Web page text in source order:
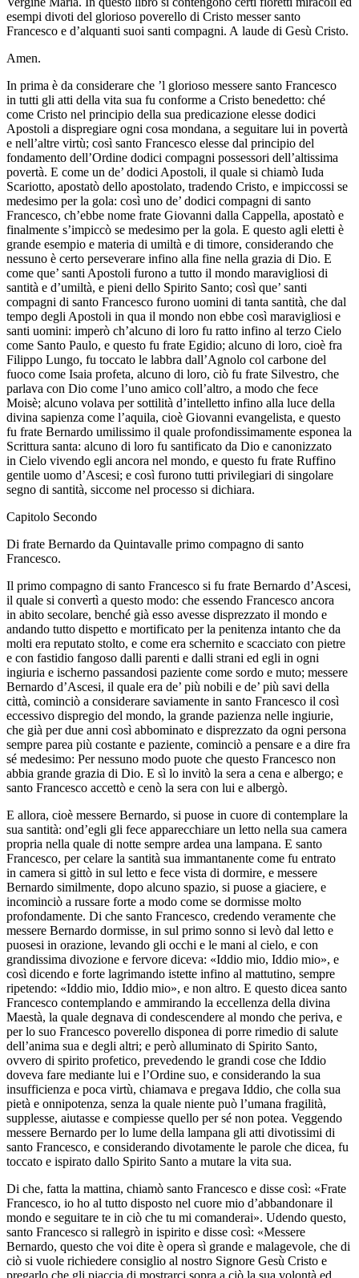
esempi divoti del glorioso poverello di Cristo messer santo
Francesco e d’alquanti suoi santi compagni. A laude di Gesù Cristo.
Amen.
In prima è da considerare che ’l glorioso messere santo Francesco
in tutti gli atti della vita sua fu conforme a Cristo benedetto: ché
come Cristo nel principio della sua predicazione elesse dodici
Apostoli a dispregiare ogni cosa mondana, a seguitare lui in povertà
e nell’altre virtù; così santo Francesco elesse dal principio del
fondamento dell’Ordine dodici compagni possessori dell’altissima
povertà. E come un de’ dodici Apostoli, il quale si chiamò Iuda
Scariotto, apostatò dello apostolato, tradendo Cristo, e impiccossi se
medesimo per la gola: così uno de’ dodici compagni di santo
Francesco, ch’ebbe nome frate Giovanni dalla Cappella, apostatò e
finalmente s’impiccò se medesimo per la gola. E questo agli eletti è
grande esempio e materia di umiltà e di timore, considerando che
nessuno è certo perseverare infino alla fine nella grazia di Dio. E
come que’ santi Apostoli furono a tutto il mondo maravigliosi di
santità e d’umiltà, e pieni dello Spirito Santo; così que’ santi
compagni di santo Francesco furono uomini di tanta santità, che dal
tempo degli Apostoli in qua il mondo non ebbe così maravigliosi e
santi uomini: imperò ch’alcuno di loro fu ratto infino al terzo Cielo
come Santo Paulo, e questo fu frate Egidio; alcuno di loro, cioè fra
Filippo Lungo, fu toccato le labbra dall’Agnolo col carbone del
fuoco come Isaia profeta, alcuno di loro, ciò fu frate Silvestro, che
parlava con Dio come l’uno amico coll’altro, a modo che fece
Moisè; alcuno volava per sottilità d’intelletto infino alla luce della
divina sapienza come l’aquila, cioè Giovanni evangelista, e questo
fu frate Bernardo umilissimo il quale profondissimamente esponea la
Scrittura santa: alcuno di loro fu santificato da Dio e canonizzato
in Cielo vivendo egli ancora nel mondo, e questo fu frate Ruffino
gentile uomo d’Ascesi; e così furono tutti privilegiari di singolare
segno di santità, siccome nel processo si dichiara.
Capitolo Secondo
Di frate Bernardo da Quintavalle primo compagno di santo
Francesco.
Il primo compagno di santo Francesco si fu frate Bernardo d’Ascesi,
il quale si convertì a questo modo: che essendo Francesco ancora
in abito secolare, benché già esso avesse disprezzato il mondo e
andando tutto dispetto e mortificato per la penitenza intanto che da
molti era reputato stolto, e come era schernito e scacciato con pietre
e con fastidio fangoso dalli parenti e dalli strani ed egli in ogni
ingiuria e ischerno passandosi paziente come sordo e muto; messere
Bernardo d’Ascesi, il quale era de’ più nobili e de’ più savi della
città, cominciò a considerare saviamente in santo Francesco il così
eccessivo dispregio del mondo, la grande pazienza nelle ingiurie,
che già per due anni così abbominato e disprezzato da ogni persona
sempre parea più costante e paziente, cominciò a pensare e a dire fra
sé medesimo: Per nessuno modo puote che questo Francesco non
abbia grande grazia di Dio. E sì lo invitò la sera a cena e albergo; e
santo Francesco accettò e cenò la sera con lui e albergò.
E allora, cioè messere Bernardo, si puose in cuore di contemplare la
sua santità: ond’egli gli fece apparecchiare un letto nella sua camera
propria nella quale di notte sempre ardea una lampana. E santo
Francesco, per celare la santità sua immantanente come fu entrato
in camera si gittò in sul letto e fece vista di dormire, e messere
Bernardo similmente, dopo alcuno spazio, si puose a giaciere, e
incominciò a russare forte a modo come se dormisse molto
profondamente. Di che santo Francesco, credendo veramente che
messere Bernardo dormisse, in sul primo sonno si levò dal letto e
puosesi in orazione, levando gli occhi e le mani al cielo, e con
grandissima divozione e fervore diceva: «Iddio mio, Iddio mio», e
così dicendo e forte lagrimando istette infino al mattutino, sempre
ripetendo: «Iddio mio, Iddio mio», e non altro. E questo dicea santo
Francesco contemplando e ammirando la eccellenza della divina
Maestà, la quale degnava di condescendere al mondo che periva, e
per lo suo Francesco poverello disponea di porre rimedio di salute
dell’anima sua e degli altri; e però alluminato di Spirito Santo,
ovvero di spirito profetico, prevedendo le grandi cose che Iddio
doveva fare mediante lui e l’Ordine suo, e considerando la sua
insufficienza e poca virtù, chiamava e pregava Iddio, che colla sua
pietà e onnipotenza, senza la quale niente può l’umana fragilità,
supplesse, aiutasse e compiesse quello per sé non potea. Veggendo
messere Bernardo per lo lume della lampana gli atti divotissimi di
santo Francesco, e considerando divotamente le parole che dicea, fu
toccato e ispirato dallo Spirito Santo a mutare la vita sua.
Di che, fatta la mattina, chiamò santo Francesco e disse così: «Frate
Francesco, io ho al tutto disposto nel cuore mio d’abbandonare il
mondo e seguitare te in ciò che tu mi comanderai». Udendo questo,
santo Francesco si rallegrò in ispirito e disse così: «Messere
Bernardo, questo che voi dite è opera sì grande e malagevole, che di
ciò si vuole richiedere consiglio al nostro Signore Gesù Cristo e
pregarlo che gli piaccia di mostrarci sopra a ciò la sua volontà ed